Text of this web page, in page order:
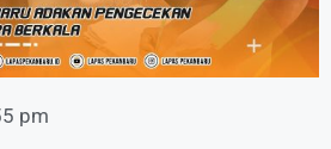
pm